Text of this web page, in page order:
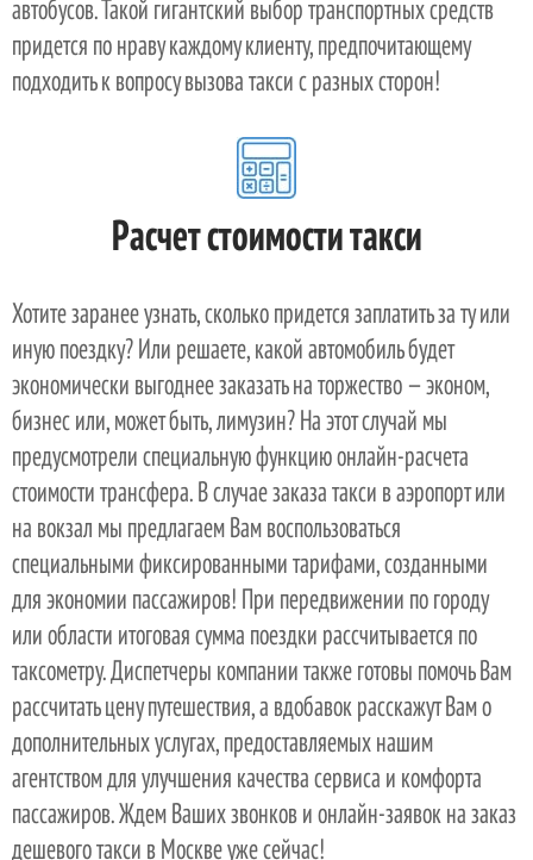
автобусов. Такой гигантский выбор транспортных средств
придется по нраву каждому клиенту, предпочитающему
подходить к вопросу вызова такси с разных сторон!
Расчет стоимости такси
Хотите заранее узнать, сколько придется заплатить за ту или
иную поездку? Или решаете, какой автомобиль будет
экономически выгоднее заказать на торжество — эконом,
бизнес или, может быть, лимузин? На этот случай мы
предусмотрели специальную функцию онлайн-расчета
стоимости трансфера. В случае заказа такси в аэропорт или
на вокзал мы предлагаем Вам воспользоваться
специальными фиксированными тарифами, созданными
для экономии пассажиров! При передвижении по городу
или области итоговая сумма поездки рассчитывается по
таксометру. Диспетчеры компании также готовы помочь Вам
рассчитать цену путешествия, а вдобавок расскажут Вам о
дополнительных услугах, предоставляемых нашим
агентством для улучшения качества сервиса и комфорта
пассажиров. Ждем Ваших звонков и онлайн-заявок на заказ
дешевого такси в Москве уже сейчас!